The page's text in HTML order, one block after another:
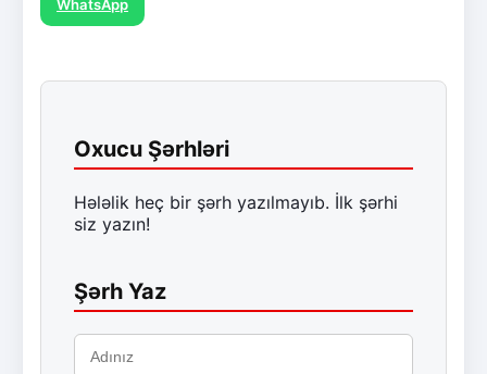
WhatsApp
Oxucu Şərhləri
Hələlik heç bir şərh yazılmayıb. İlk şərhi
siz yazın!
Şərh Yaz